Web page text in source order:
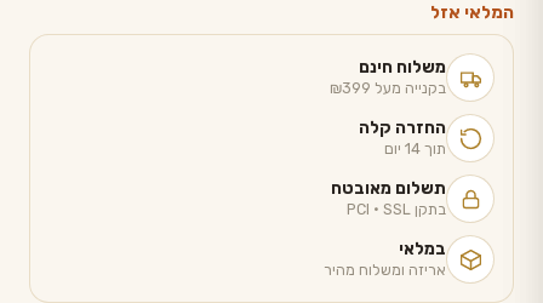
המלאי אזל
משלוח חינם
בקנייה מעל ₪399
החזרה קלה
תוך 14 יום
תשלום מאובטח
בתקן PCI · SSL
במלאי
אריזה ומשלוח מהיר